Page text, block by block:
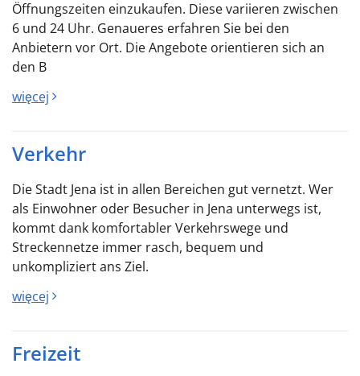
Öffnungszeiten einzukaufen. Diese variieren zwischen
6 und 24 Uhr. Genaueres erfahren Sie bei den
Anbietern vor Ort. Die Angebote orientieren sich an
den B
więcej
Verkehr
Die Stadt Jena ist in allen Bereichen gut vernetzt. Wer
als Einwohner oder Besucher in Jena unterwegs ist,
kommt dank komfortabler Verkehrswege und
Streckennetze immer rasch, bequem und
unkompliziert ans Ziel.
więcej
Freizeit